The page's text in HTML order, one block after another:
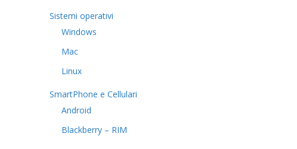
Sistemi operativi
Windows
Mac
Linux
SmartPhone e Cellulari
Android
Blackberry – RIM